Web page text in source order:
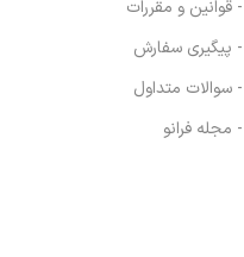
- قوانین و مقررات
- پیگیری سفارش
- سوالات متداول
- مجله فرانو